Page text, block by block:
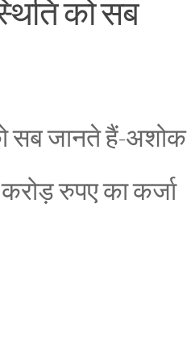
को सब
सब जानते हैं-अशोक
रुपए का कर्जा